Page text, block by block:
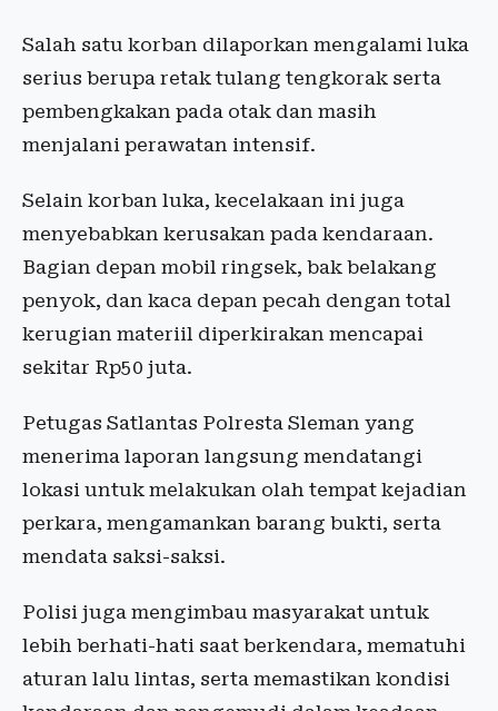
Salah satu korban dilaporkan mengalami luka
serius berupa retak tulang tengkorak serta
pembengkakan pada otak dan masih
menjalani perawatan intensif.
Selain korban luka, kecelakaan ini juga
menyebabkan kerusakan pada kendaraan.
Bagian depan mobil ringsek, bak belakang
penyok, dan kaca depan pecah dengan total
kerugian materiil diperkirakan mencapai
sekitar Rp50 juta.
Petugas Satlantas Polresta Sleman yang
menerima laporan langsung mendatangi
lokasi untuk melakukan olah tempat kejadian
perkara, mengamankan barang bukti, serta
mendata saksi-saksi.
Polisi juga mengimbau masyarakat untuk
lebih berhati-hati saat berkendara, mematuhi
aturan lalu lintas, serta memastikan kondisi